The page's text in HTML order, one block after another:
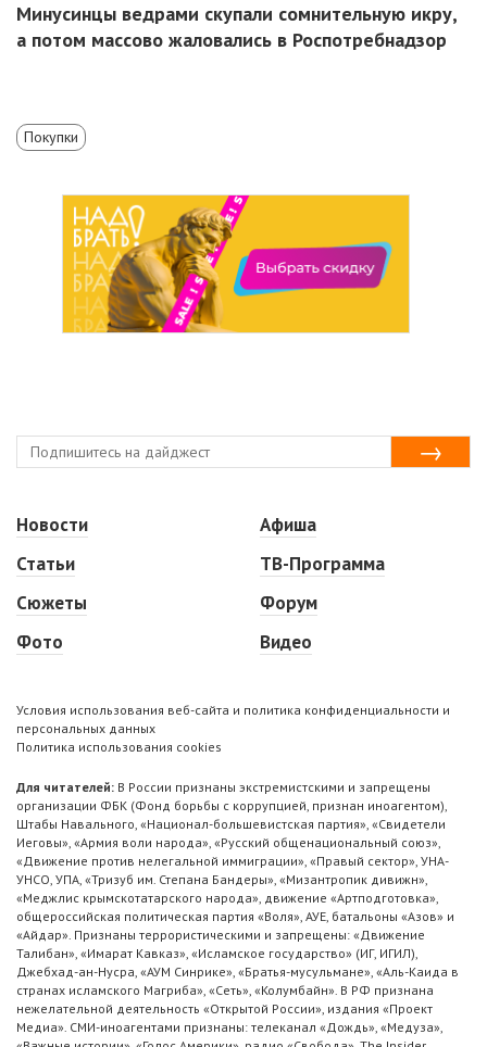
Минусинцы ведрами скупали сомнительную икру,
а потом массово жаловались в Роспотребнадзор
Покупки
Новости
Статьи
Сюжеты
Фото
Афиша
ТВ-Программа
Форум
Видео
Условия использования веб-сайта и политика конфиденциальности и
персональных данных
Политика использования cookies
Для читателей: В России признаны экстремистскими и запрещены
организации ФБК (Фонд борьбы с коррупцией, признан иноагентом),
Штабы Навального, «Национал-большевистская партия», «Свидетели
Иеговы», «Армия воли народа», «Русский общенациональный союз»,
«Движение против нелегальной иммиграции», «Правый сектор», УНА-
УНСО, УПА, «Тризуб им. Степана Бандеры», «Мизантропик дивижн»,
«Меджлис крымскотатарского народа», движение «Артподготовка»,
общероссийская политическая партия «Воля», АУЕ, батальоны «Азов» и
«Айдар». Признаны террористическими и запрещены: «Движение
Талибан», «Имарат Кавказ», «Исламское государство» (ИГ, ИГИЛ),
Джебхад-ан-Нусра, «АУМ Синрике», «Братья-мусульмане», «Аль-Каида в
странах исламского Магриба», «Сеть», «Колумбайн». В РФ признана
нежелательной деятельность «Открытой России», издания «Проект
Медиа». СМИ-иноагентами признаны: телеканал «Дождь», «Медуза»,